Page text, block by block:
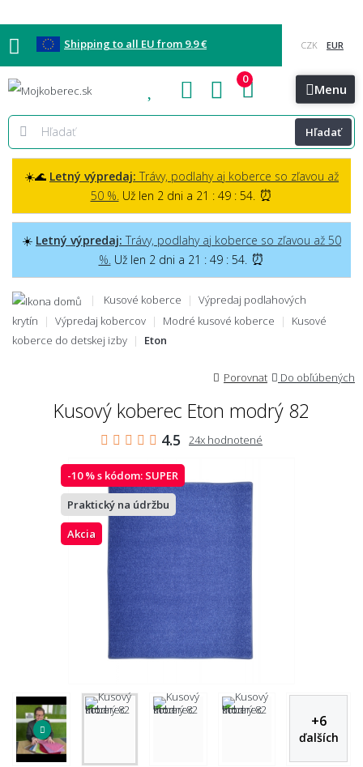
Shipping to all EU from 9.9 €
Blog Kontakt Menu
Hľadať
0
☀️🌊 Letný výpredaj: Trávy, podlahy aj koberce so zľavou až
50 %. Už len 2 dni a 21 : 49 : 53. ⏰
☀️ Letný výpredaj: Trávy, podlahy aj koberce so zľavou až 50
%. Už len 2 dni a 21 : 49 : 53. ⏰
Kusové koberce
Výpredaj podlahových
krytín
Výpredaj kobercov Modré kusové koberce
Kusové
koberce do detskej izby
Eton
Porovnat Do obľúbených
Kusový koberec Eton modrý 82
4.5 24x hodnotené
-10 % s kódom: SUPER
Praktický na údržbu
Akcia
+6
ďalších